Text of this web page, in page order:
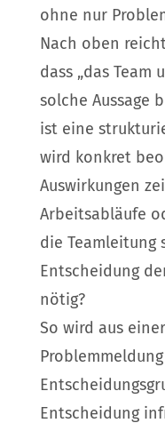
ohne nur
Nach oben
dass „das Team
solche Aussage
ist eine
wird konkret
Auswirkungen
Arbeitsabläufe
die Teamleitung
Entscheidung
nötig?
So wird aus
Entscheidung